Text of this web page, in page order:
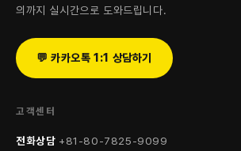
의까지 실시간으로 도와드립니다.
💬 카카오톡 1:1 상담하기
고객센터
전화상담 +81-80-7825-9099